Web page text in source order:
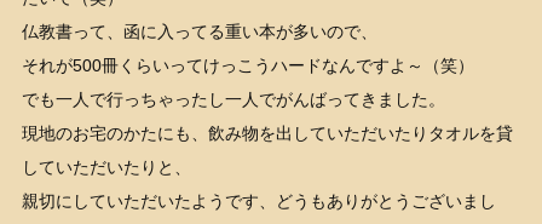
仏教書って、函に入ってる重い本が多いので、
それが500冊くらいってけっこうハードなんですよ～（笑）
でも一人で行っちゃったし一人でがんばってきました。
現地のお宅のかたにも、飲み物を出していただいたりタオルを貸
していただいたりと、
親切にしていただいたようです、どうもありがとうございまし